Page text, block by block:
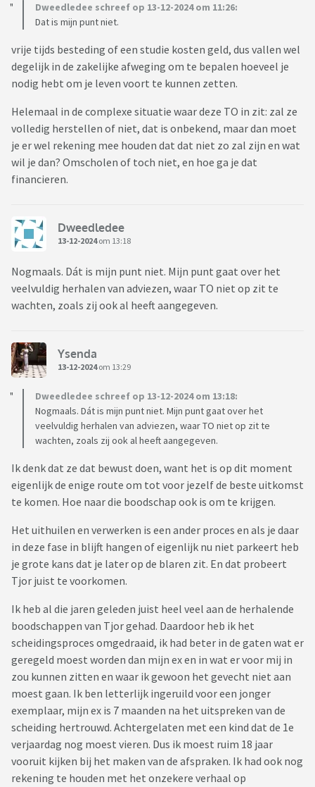
Dweedledee schreef op 13-12-2024 om 11:26:
Dat is mijn punt niet.
vrije tijds besteding of een studie kosten geld, dus vallen wel
degelijk in de zakelijke afweging om te bepalen hoeveel je
nodig hebt om je leven voort te kunnen zetten.
Helemaal in de complexe situatie waar deze TO in zit: zal ze
volledig herstellen of niet, dat is onbekend, maar dan moet
je er wel rekening mee houden dat dat niet zo zal zijn en wat
wil je dan? Omscholen of toch niet, en hoe ga je dat
financieren.
Dweedledee
13-12-2024om 13:18
Nogmaals. Dát is mijn punt niet. Mijn punt gaat over het
veelvuldig herhalen van adviezen, waar TO niet op zit te
wachten, zoals zij ook al heeft aangegeven.
Ysenda
13-12-2024om 13:29
Dweedledee schreef op 13-12-2024 om 13:18:
Nogmaals. Dát is mijn punt niet. Mijn punt gaat over het
veelvuldig herhalen van adviezen, waar TO niet op zit te
wachten, zoals zij ook al heeft aangegeven.
Ik denk dat ze dat bewust doen, want het is op dit moment
eigenlijk de enige route om tot voor jezelf de beste uitkomst
te komen. Hoe naar die boodschap ook is om te krijgen.
Het uithuilen en verwerken is een ander proces en als je daar
in deze fase in blijft hangen of eigenlijk nu niet parkeert heb
je grote kans dat je later op de blaren zit. En dat probeert
Tjor juist te voorkomen.
Ik heb al die jaren geleden juist heel veel aan de herhalende
boodschappen van Tjor gehad. Daardoor heb ik het
scheidingsproces omgedraaid, ik had beter in de gaten wat er
geregeld moest worden dan mijn ex en in wat er voor mij in
zou kunnen zitten en waar ik gewoon het gevecht niet aan
moest gaan. Ik ben letterlijk ingeruild voor een jonger
exemplaar, mijn ex is 7 maanden na het uitspreken van de
scheiding hertrouwd. Achtergelaten met een kind dat de 1e
verjaardag nog moest vieren. Dus ik moest ruim 18 jaar
vooruit kijken bij het maken van de afspraken. Ik had ook nog
rekening te houden met het onzekere verhaal op